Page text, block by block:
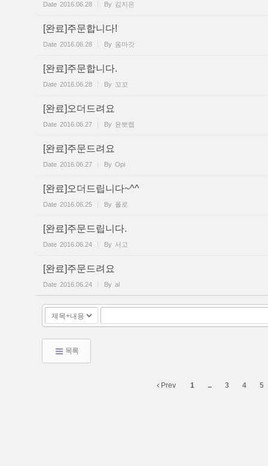
Date 2016.06.28 By 김지은
[완료]주문합니다!
Date 2016.06.28 By 옴마갓
[완료]주문합니다.
Date 2016.06.28 By 꼬꼬
[완료]오더드려요
Date 2016.06.27 By 윤뽀렙
[완료]주문드려요
Date 2016.06.27 By Opi
[완료]오더드립니다~^^
Date 2016.06.25 By 폴로
[완료]주문드립니다.
Date 2016.06.24 By 서고
[완료]주문드려요
Date 2016.06.24 By al
목록
Prev 1 ... 3 4 5